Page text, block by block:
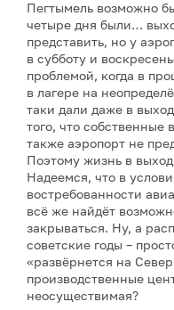
Пегтымель возможно
четыре дня были…
представить, но у
в субботу и
проблемой, когда в
в лагере на
таки дали даже в
того, что собственные
также аэропорт не
Поэтому жизнь в
Надеемся, что в
востребованности
всё же найдёт
закрываться. Ну, а
советские годы –
«развёрнется на
производственные
неосуществимая?